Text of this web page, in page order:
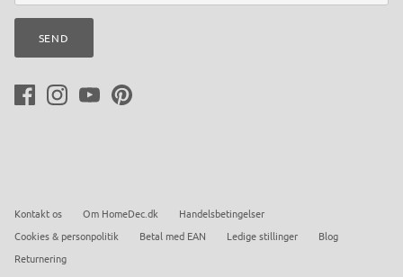
SEND
Kontakt os Om HomeDec.dk
Handelsbetingelser
Cookies & personpolitik
Betal med EAN Ledige stillinger
Blog
Returnering